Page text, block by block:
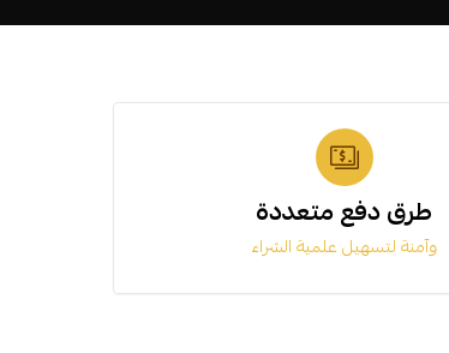
طرق دفع متعددة
وآمنة لتسهيل علمية الشراء